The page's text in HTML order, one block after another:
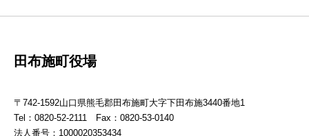
田布施町役場
〒742-1592山口県熊毛郡田布施町大字下田布施3440番地1
Tel：0820-52-2111 Fax：0820-53-0140
法人番号：1000020353434